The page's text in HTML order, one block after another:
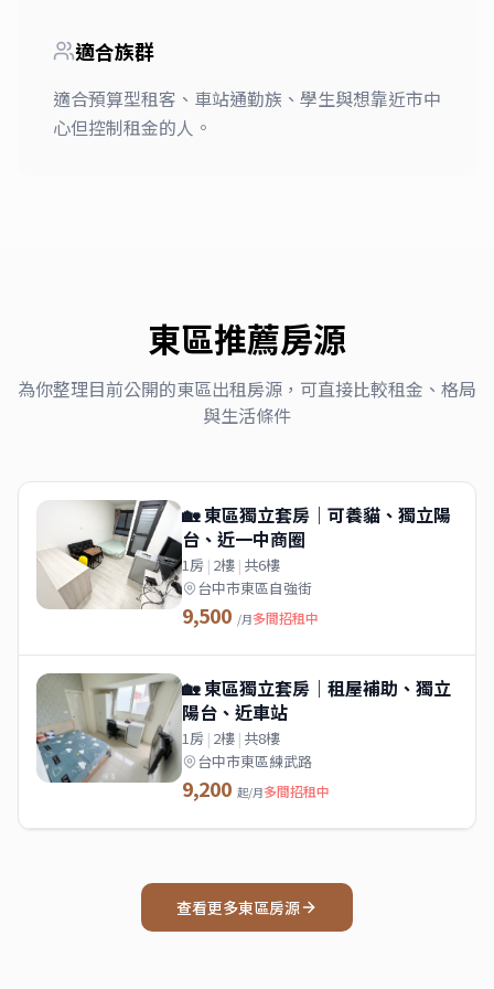
適合族群
適合預算型租客、車站通勤族、學生與想靠近市中
心但控制租金的人。
東區推薦房源
為你整理目前公開的東區出租房源，可直接比較租金、格局
與生活條件
🏡 東區獨立套房｜可養貓、獨立陽
台、近一中商圈
1房 | 2樓 | 共6樓
台中市東區自強街
9,500 /月多間招租中
🏡 東區獨立套房｜租屋補助、獨立
陽台、近車站
1房 | 2樓 | 共8樓
台中市東區練武路
9,200 起/月多間招租中
查看更多東區房源